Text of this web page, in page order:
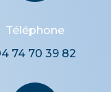
Téléphone
74 70 39 82